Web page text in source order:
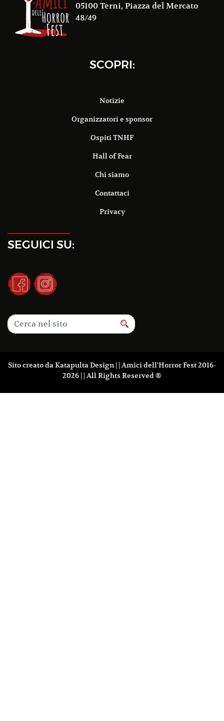
05100 Terni, Piazza del Mercato
48/49
SCOPRI:
Notizie
Organizzatori e sponsor
Ospiti TNHF
Hall of Fear
Chi siamo
Contattaci
Privacy
SEGUICI SU:
Sito creato daKatapulta Design| | Amici dell'Horror Fest 2016-
2026 | | All Rights Reserved ®